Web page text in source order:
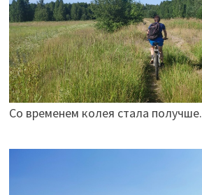
Со временем колея стала получше.